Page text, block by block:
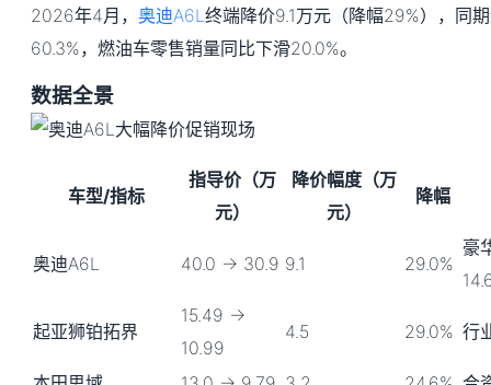
2026年4月， 奥迪A6L终端降价9.1万元（降幅29%），同
60.3%，燃油车零售销量同比下滑20.0%。
数据全景
车型/指标
指导价（万
元）
降价幅度（万
元）
降幅
奥迪A6L 40.0 → 30.9 9.1 29.0%
豪
起亚狮铂拓界
15.49 →
10.99
4.5 29.0% 行